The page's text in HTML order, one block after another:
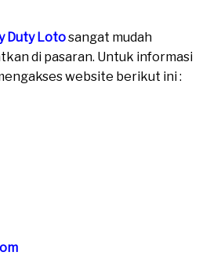
Duty Lotosangat mudah
di pasaran. Untuk informasi
website berikut ini :